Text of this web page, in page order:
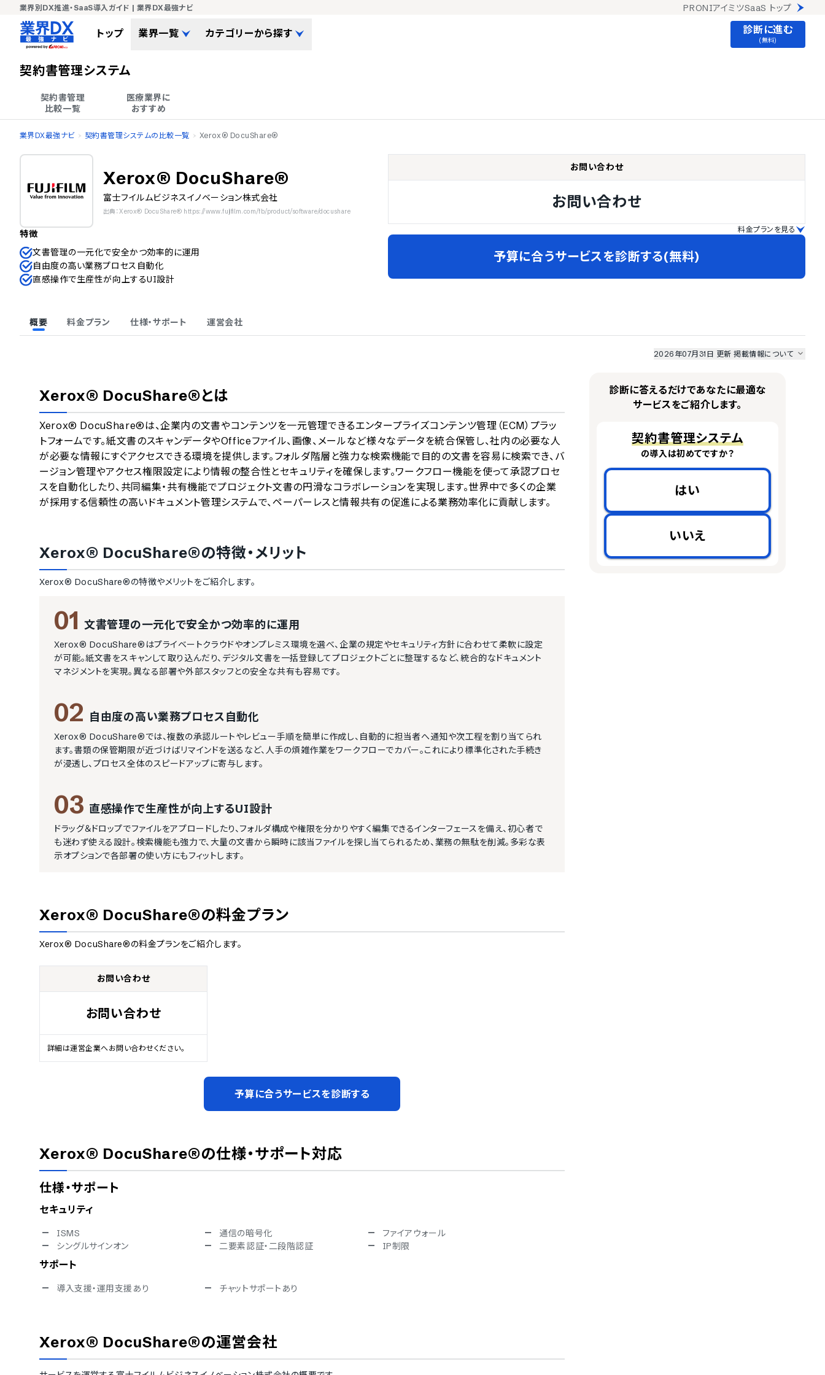
業界別DX推進・SaaS導入ガイド | 業界DX最強ナビ PRONIアイミツSaaS トップ
トップ 業界一覧 カテゴリーから探す 診断に進む
(無料)
契約書管理システム
契約書管理
比較一覧
医療業界に
おすすめ
業界DX最強ナビ 契約書管理システムの比較一覧 Xerox® DocuShare®
Xerox® DocuShare®
富士フイルムビジネスイノベーション株式会社
出典：Xerox® DocuShare® https://www.fujifilm.com/fb/product/software/docushare
特徴
文書管理の一元化で安全かつ効率的に運用
自由度の高い業務プロセス自動化
直感操作で生産性が向上するUI設計
お問い合わせ
お問い合わせ
料金プランを見る
予算に合うサービスを診断する(無料)
概要 料金プラン 仕様・サポート 運営会社
2026年07月31日 更新掲載情報について
一部
PRONIアイミツSaaS
のサービスデータを参照しています。
業界DX最強ナビ編集部 情報取得元
Xerox® DocuShare®とは
Xerox® DocuShare®は、企業内の文書やコンテンツを一元管理できるエンタープライズコンテンツ管理（ECM）プラッ
トフォームです。紙文書のスキャンデータやOfficeファイル、画像、メールなど様々なデータを統合保管し、社内の必要な人
が必要な情報にすぐアクセスできる環境を提供します。フォルダ階層と強力な検索機能で目的の文書を容易に検索でき、バ
ージョン管理やアクセス権限設定により情報の整合性とセキュリティを確保します。ワークフロー機能を使って承認プロセ
スを自動化したり、共同編集・共有機能でプロジェクト文書の円滑なコラボレーションを実現します。世界中で多くの企業
が採用する信頼性の高いドキュメント管理システムで、ペーパーレスと情報共有の促進による業務効率化に貢献します。
Xerox® DocuShare®の特徴・メリット
Xerox® DocuShare®の特徴やメリットをご紹介します。
01 文書管理の一元化で安全かつ効率的に運用
Xerox® DocuShare®はプライベートクラウドやオンプレミス環境を選べ、企業の規定やセキュリティ方針に合わせて柔軟に設定
が可能。紙文書をスキャンして取り込んだり、デジタル文書を一括登録してプロジェクトごとに整理するなど、統合的なドキュメント
マネジメントを実現。異なる部署や外部スタッフとの安全な共有も容易です。
02 自由度の高い業務プロセス自動化
Xerox® DocuShare®では、複数の承認ルートやレビュー手順を簡単に作成し、自動的に担当者へ通知や次工程を割り当てられ
ます。書類の保管期限が近づけばリマインドを送るなど、人手の煩雑作業をワークフローでカバー。これにより標準化された手続き
が浸透し、プロセス全体のスピードアップに寄与します。
03 直感操作で生産性が向上するUI設計
ドラッグ＆ドロップでファイルをアプロードしたり、フォルダ構成や権限を分かりやすく編集できるインターフェースを備え、初心者で
も迷わず使える設計。検索機能も強力で、大量の文書から瞬時に該当ファイルを探し当てられるため、業務の無駄を削減。多彩な表
示オプションで各部署の使い方にもフィットします。
Xerox® DocuShare®の料金プラン
Xerox® DocuShare®の料金プランをご紹介します。
お問い合わせ
お問い合わせ
詳細は運営企業へお問い合わせください。
予算に合うサービスを診断する
Xerox® DocuShare®の仕様・サポート対応
仕様・サポート
セキュリティ
ISMS 通信の暗号化
ファイアウォール
シングルサインオン
二要素認証・二段階認証 IP制限
サポート
導入支援・運用支援あり チャットサポートあり
Xerox® DocuShare®の運営会社
診断に答えるだけであなたに最適な
サービスをご紹介します。
契約書管理システム
の導入は初めてですか？
はい
いいえ